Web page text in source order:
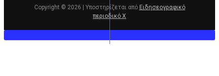
Copyright © 2026 | Υποστηρίζεται από Ειδησεογραφικό
περιοδικό Χ